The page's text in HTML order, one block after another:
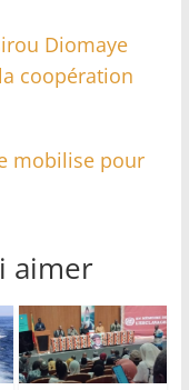
Diomaye
coopération
mobilise pour
aimer